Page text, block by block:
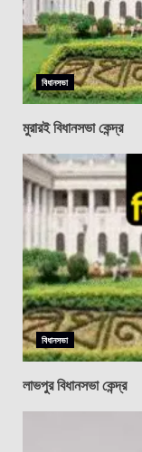
বিধানসভা
মুরারই বিধানসভা কেন্দ্র
বিধানসভা
লাভপুর বিধানসভা কেন্দ্র